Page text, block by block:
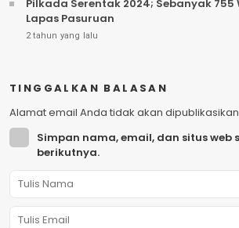
Pilkada Serentak 2024; Sebanyak 755
Lapas Pasuruan
2 tahun yang lalu
TINGGALKAN BALASAN
Alamat email Anda tidak akan
Simpan nama, email, dan situs
berikutnya.